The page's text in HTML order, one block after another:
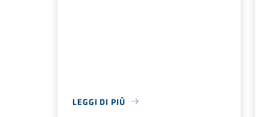
LEGGI DI PIÙ